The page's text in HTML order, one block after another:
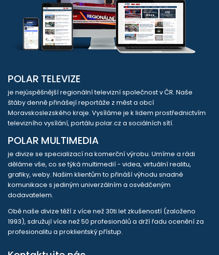
POLAR TELEVIZE
je nejúspěšnější regionální televizní společnost v ČR. Naše
štáby denně přinášejí reportáže z měst a obcí
Moravskoslezského kraje. Vysíláme je k lidem prostřednictvím
televizního vysílání, portálu polar.cz a sociálních sítí.
POLAR MULTIMEDIA
je divize se specializací na komerční výrobu. Umíme a rádi
děláme vše, co se týká multimedií - videa, virtuální realitu,
grafiky, weby. Našim klientům to přináší výhodu snadné
komunikace s jediným univerzálním a osvědčeným
dodavatelem.
Obě naše divize těží z více než 30ti let zkušeností (založeno
1993), sdružují více než 50 profesionálů a drží řadu ocenění za
profesionalitu a proklientský přístup.